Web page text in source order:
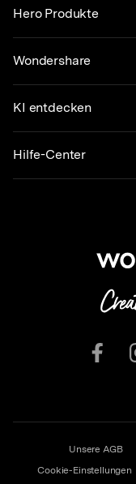
Hero Produkte
Wondershare
KI entdecken
Hilfe-Center
Unsere AGB
Cookie-Einstellungen